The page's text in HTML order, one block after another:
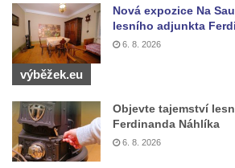
Socha sv. Šebestiána v Chodově
Socha svatého Jana Nepomuckého u
silnice severně od Dubé
v Dubé
Socha draka u Městské knihovny v Dubé
Skleněný strom v areálu Nemocnice s
Nová expozice Na
lesního adjunkta
6. 8. 2026
výběžek.eu
Objevte tajemství
Ferdinanda Náhlíka
6. 8. 2026